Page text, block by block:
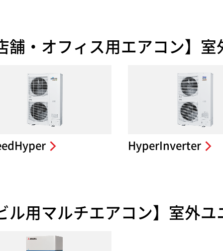
舗・オフィス用エアコン】室
HyperInverter
ル用マルチエアコン】室外ユ